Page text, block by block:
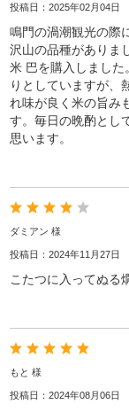
投稿日：2025年02月04日
鳴門の渦潮観光の際
沢山の品種がありま
米 巴を購入しまし
りとしていますが、
れ味が良く米の旨み
す。毎日の晩酌とし
思います。
ダミアン 様
投稿日：2024年11月27日
こたつに入ってぬる
もと 様
投稿日：2024年08月06日